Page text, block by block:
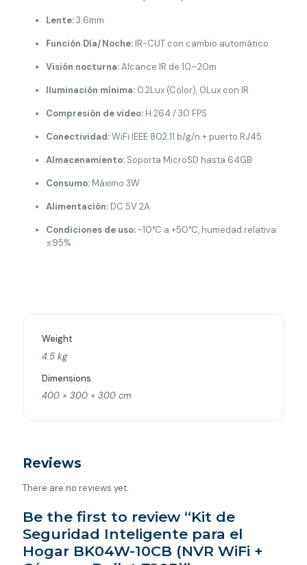
Lente:3.6mm
Función Día/Noche:IR-CUT con cambio automático
Visión nocturna:Alcance IR de 10–20m
Iluminación mínima:0.2Lux (Color), 0Lux con IR
Compresión de video:H.264 / 30 FPS
Conectividad:WiFi IEEE 802.11 b/g/n + puerto RJ45
Almacenamiento:Soporta MicroSD hasta 64GB
Consumo:Máximo 3W
Alimentación:DC 5V 2A
Condiciones de uso:-10°C a +50°C, humedad relativa
≤95%
Weight
4.5 kg
Dimensions
400 × 300 × 300 cm
Reviews
There are no reviews yet.
Be the first to review “Kit de
Seguridad Inteligente para el
Hogar BK04W-10CB (NVR WiFi +